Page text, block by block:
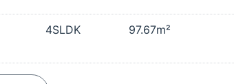
4SLDK
97.67m²